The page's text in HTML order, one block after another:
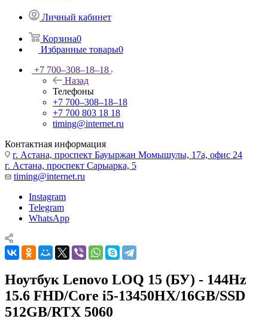
Личный кабинет
Корзина0
Избранные товары0
+7 700‒308‒18‒18
Назад
Телефоны
+7 700‒308‒18‒18
+7 700 803 18 18
timing@internet.ru
Контактная информация
г. Астана, проспект Бауыржан Момышулы, 17а, офис 24
г. Астана, проспект Сарыарка, 5
timing@internet.ru
Instagram
Telegram
WhatsApp
Ноутбук Lenovo LOQ 15 (БУ) - 144Hz
15.6 FHD/Core i5-13450HX/16GB/SSD
512GB/RTX 5060